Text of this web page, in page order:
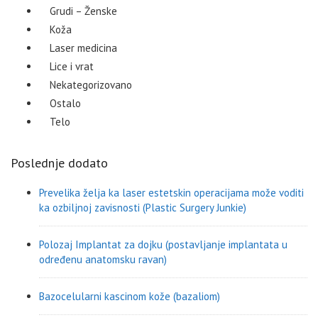
Grudi – Ženske
Koža
Laser medicina
Lice i vrat
Nekategorizovano
Ostalo
Telo
Poslednje dodato
Prevelika želja ka laser estetskin operacijama može voditi
ka ozbiljnoj zavisnosti (Plastic Surgery Junkie)
Polozaj Implantat za dojku (postavljanje implantata u
određenu anatomsku ravan)
Bazocelularni kascinom kože (bazaliom)